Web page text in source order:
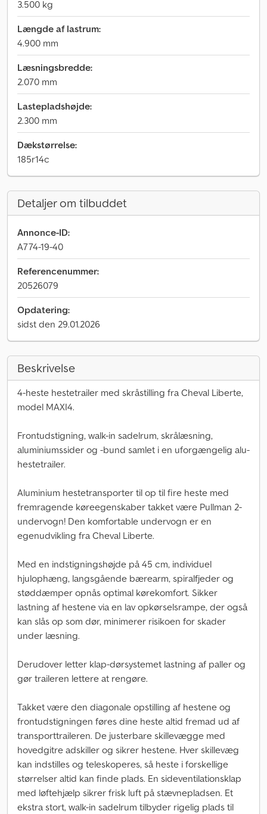
3.500 kg
Længde af lastrum:
4.900 mm
Læsningsbredde:
2.070 mm
Lastepladshøjde:
2.300 mm
Dækstørrelse:
185r14c
Detaljer om tilbuddet
Annonce-ID:
A774-19-40
Referencenummer:
20526079
Opdatering:
sidst den 29.01.2026
Beskrivelse
4-heste hestetrailer med skråstilling fra Cheval Liberte,
model MAXI4.
Frontudstigning, walk-in sadelrum, skrålæsning,
aluminiumssider og -bund samlet i en uforgængelig alu-
hestetrailer.
Aluminium hestetransporter til op til fire heste med
fremragende køreegenskaber takket være Pullman 2-
undervogn! Den komfortable undervogn er en
egenudvikling fra Cheval Liberte.
Med en indstigningshøjde på 45 cm, individuel
hjulophæng, langsgående bærearm, spiralfjeder og
støddæmper opnås optimal kørekomfort. Sikker
lastning af hestene via en lav opkørselsrampe, der også
kan slås op som dør, minimerer risikoen for skader
under læsning.
Derudover letter klap-dørsystemet lastning af paller og
gør traileren lettere at rengøre.
Takket være den diagonale opstilling af hestene og
frontudstigningen føres dine heste altid fremad ud af
transporttraileren. De justerbare skillevægge med
hovedgitre adskiller og sikrer hestene. Hver skillevæg
kan indstilles og teleskoperes, så heste i forskellige
størrelser altid kan finde plads. En sideventilationsklap
med løftehjælp sikrer frisk luft på stævnepladsen. Et
ekstra stort, walk-in sadelrum tilbyder rigelig plads til